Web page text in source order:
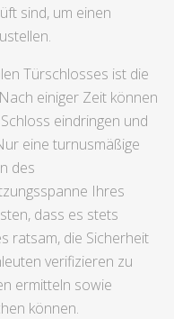
sind, um einen
Türschlosses ist die
einiger Zeit können
eindringen und
eine turnusmäßige
des
Ihres
dass es stets
ratsam, die Sicherheit
verifizieren zu
ermitteln sowie
können.